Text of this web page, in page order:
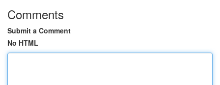
Comments
Submit a Comment
No HTML